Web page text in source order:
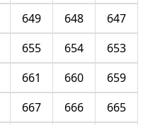
647
648
649
653
654
655
659
660
661
665
666
667